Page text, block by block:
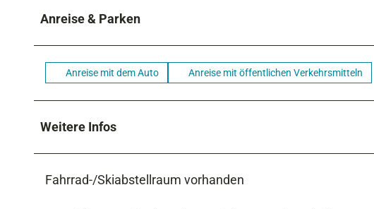
Anreise & Parken
Anreise mit dem Auto Anreise mit öffentlichen Verkehrsmitteln
Weitere Infos
Fahrrad-/Skiabstellraum vorhanden